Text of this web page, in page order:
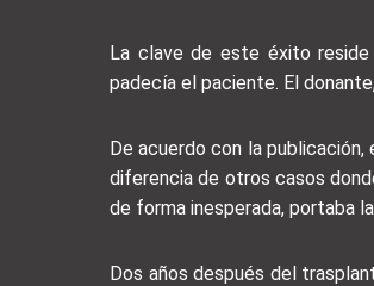
La clave de este éxito reside
padecía el paciente. El
De acuerdo con la
diferencia de otros casos
de forma inesperada, portaba
Dos años después del